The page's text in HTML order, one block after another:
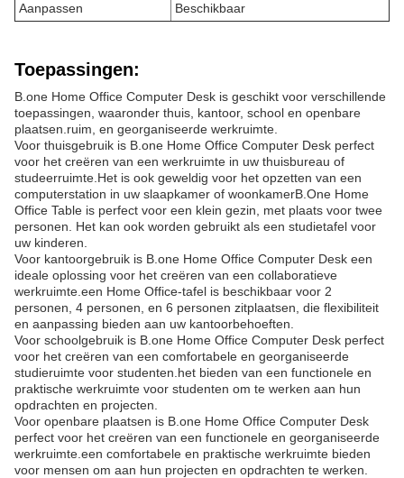
Aanpassen
Beschikbaar
Toepassingen:
B.one Home Office Computer Desk is geschikt voor verschillende
toepassingen, waaronder thuis, kantoor, school en openbare
plaatsen.ruim, en georganiseerde werkruimte.
Voor thuisgebruik is B.one Home Office Computer Desk perfect
voor het creëren van een werkruimte in uw thuisbureau of
studeerruimte.Het is ook geweldig voor het opzetten van een
computerstation in uw slaapkamer of woonkamerB.One Home
Office Table is perfect voor een klein gezin, met plaats voor twee
personen. Het kan ook worden gebruikt als een studietafel voor
uw kinderen.
Voor kantoorgebruik is B.one Home Office Computer Desk een
ideale oplossing voor het creëren van een collaboratieve
werkruimte.een Home Office-tafel is beschikbaar voor 2
personen, 4 personen, en 6 personen zitplaatsen, die flexibiliteit
en aanpassing bieden aan uw kantoorbehoeften.
Voor schoolgebruik is B.one Home Office Computer Desk perfect
voor het creëren van een comfortabele en georganiseerde
studieruimte voor studenten.het bieden van een functionele en
praktische werkruimte voor studenten om te werken aan hun
opdrachten en projecten.
Voor openbare plaatsen is B.one Home Office Computer Desk
perfect voor het creëren van een functionele en georganiseerde
werkruimte.een comfortabele en praktische werkruimte bieden
voor mensen om aan hun projecten en opdrachten te werken.